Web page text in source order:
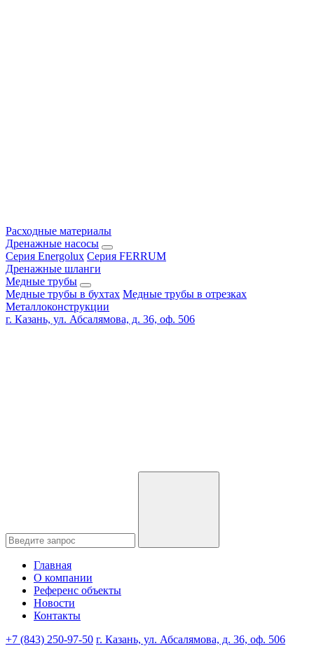
Расходные материалы
Дренажные насосы
Серия Energolux Серия FERRUM
Дренажные шланги
Медные трубы
Медные трубы в бухтах Медные трубы в отрезках
Металлоконструкции
г. Казань, ул. Абсалямова, д. 36, оф. 506
Главная
О компании
Референс объекты
Новости
Контакты
+7 (843) 250-97-50 г. Казань, ул. Абсалямова, д. 36, оф. 506